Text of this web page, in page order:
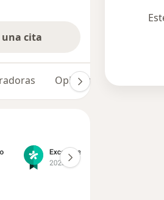
cita
Opiniones (136)